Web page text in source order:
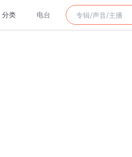
分类 电台